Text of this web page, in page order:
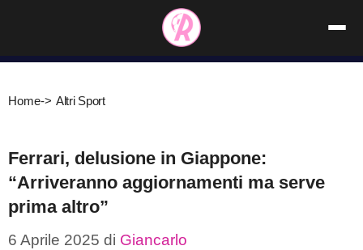
contenuto
Home-> Altri Sport
Ferrari, delusione in Giappone:
“Arriveranno aggiornamenti ma serve
prima altro”
6 Aprile 2025 di Giancarlo